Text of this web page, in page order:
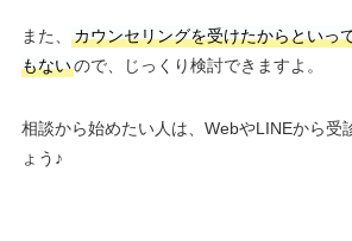
また、
カウンセリングを受けたからといっ
もないので、じっくり検討できますよ。
相談から始めたい人は、WebやLINEから受
ょう♪